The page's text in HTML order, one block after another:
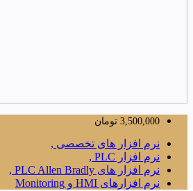
3,500,000 تومان
نرم افزار های تخصصی ,
نرم افزار PLC ,
نرم افزار های PLC Allen Bradly ,
نرم افزارهای HMI و Monitoring